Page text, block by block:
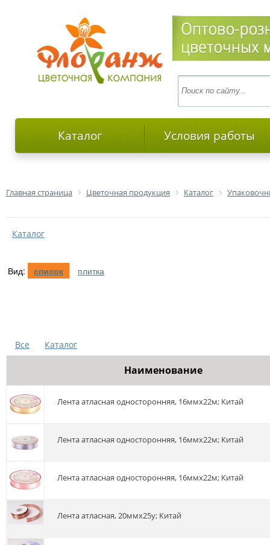
Каталог Условия работы
Главная страница Цветочная продукция Каталог
Каталог
Вид: список плитка
Все Каталог
Наименование
Лента атласная односторонняя, 16ммх22м; Китай
Лента атласная односторонняя, 16ммх22м; Китай
Лента атласная односторонняя, 16ммх22м; Китай
Лента атласная, 20ммх25y; Китай